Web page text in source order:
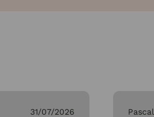
31/07/2026